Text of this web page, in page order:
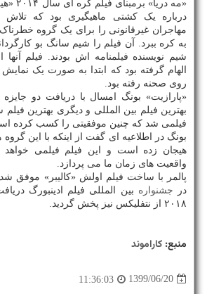
«مه
درباره یک کشتی ماهیگیری بود که
مهاجران غیرقانونی را برای یک گروه
به کره ببرد. آن فیلم را شیم سانگ بو
شیم نویسنده فیلمنامه اش بودند. فیلم
روی صحنه رفته بود.
«پارازیت» بونگ امسال با دریافت دو
بهترین فیلم بین المللی و دیگری بهترین فیلم
فیلمی شد که چنین موفقیتی را کسب کرده
بونگ در اطلاعیه ای گفت از اینکه با این
هیجان زده است و این فیلم فیلمی
واقعیت های زمان ما می پردازد.
پالمر با ساخت فیلم اولش «کالیبر» موفق شد
در جشنواره بین المللی فیلم ادینبورگ
۲۰۱۸ از نتفلیکس نیز پخش گردید.
منبع: كاراموند
1399/06/20
11:36:03